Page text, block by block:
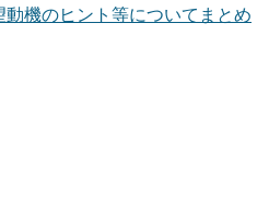
機のヒント等についてまとめ